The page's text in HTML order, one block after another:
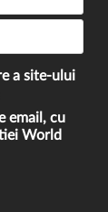
a site-ului
email, cu
World